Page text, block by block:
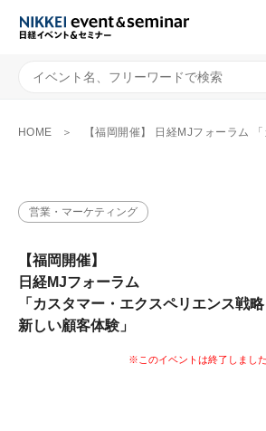
HOME 【福岡開催】 日経MJフォーラム 「カスタマー・エクスペリエンス
営業・マーケティング
【福岡開催】
日経MJフォーラム
「カスタマー・エクスペリエンス戦
新しい顧客体験」